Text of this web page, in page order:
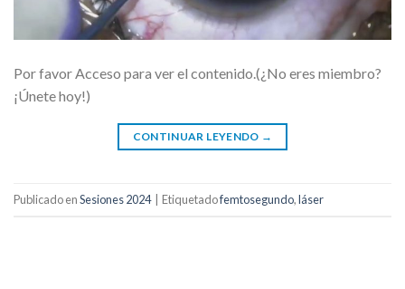
Por favor Acceso para ver el contenido.(¿No eres miembro?
¡Únete hoy!)
CONTINUAR LEYENDO →
Publicado enSesiones 2024 Etiquetadofemtosegundo,láser